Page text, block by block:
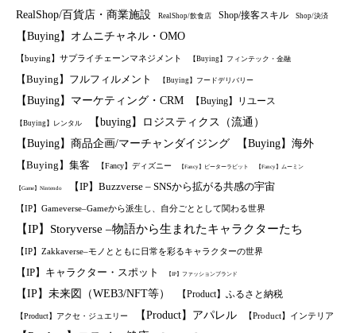
RealShop/百貨店・商業施設 RealShop/飲食店 Shop/接客スキル Shop/決済
【Buying】オムニチャネル・OMO
【buying】サプライチェーンマネジメント 【Buying】フィンテック・金融
【Buying】フルフィルメント 【Buying】フードデリバリー
【Buying】マーケティング・CRM 【Buying】リユース
【Buying】レンタル
【buying】ロジスティクス（流通）
【Buying】商品企画/マーチャンダイジング
【Buying】海外
【Buying】集客
【Fancy】ディズニー 【Fancy】ピーターラビット 【Fancy】ムーミン
【Game】Nintendo 【IP】Buzzverse – SNSから拡がる共感の宇宙
【IP】Gameverse–Gameから派生し、自分ごととして関わる世界
【IP】Storyverse –物語から生まれたキャラクターたち
【IP】Zakkaverse–モノとともに日常を彩るキャラクターの世界
【IP】キャラクター・スポット 【IP】ファッションブランド
【IP】未来図（WEB3/NFT等） 【Product】ふるさと納税
【Product】アクセ・ジュエリー 【Product】アパレル 【Product】インテリア